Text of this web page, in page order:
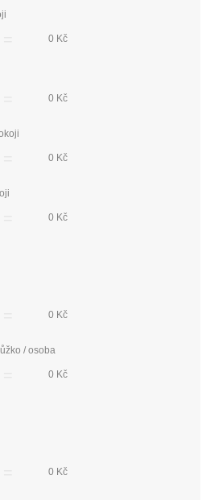
0 Kč
0 Kč
0 Kč
0 Kč
0 Kč
/ osoba
0 Kč
0 Kč